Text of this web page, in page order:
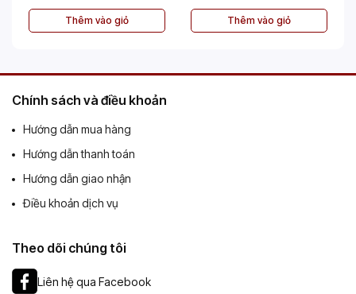
Thêm vào giỏ Thêm vào giỏ
Chính sách và điều khoản
Hướng dẫn mua hàng
Hướng dẫn thanh toán
Hướng dẫn giao nhận
Điều khoản dịch vụ
Theo dõi chúng tôi
Liên hệ qua Facebook